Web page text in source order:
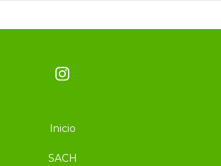
Inicio
SACH